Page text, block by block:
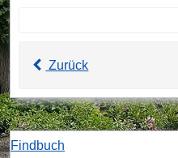
Zurück
Findbuch